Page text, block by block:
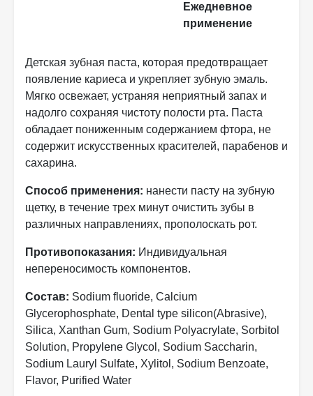
Ежедневное
применение
Детская зубная паста, которая предотвращает
появление кариеса и укрепляет зубную эмаль.
Мягко освежает, устраняя неприятный запах и
надолго сохраняя чистоту полости рта. Паста
обладает пониженным содержанием фтора, не
содержит искусственных красителей, парабенов и
сахарина.
Способ применения: нанести пасту на зубную
щетку, в течение трех минут очистить зубы в
различных направлениях, прополоскать рот.
Противопоказания: Индивидуальная
непереносимость компонентов.
Состав: Sodium fluoride, Calcium
Glycerophosphate, Dental type silicon(Abrasive),
Silica, Xanthan Gum, Sodium Polyacrylate, Sorbitol
Solution, Propylene Glycol, Sodium Saccharin,
Sodium Lauryl Sulfate, Xylitol, Sodium Benzoate,
Flavor, Purified Water